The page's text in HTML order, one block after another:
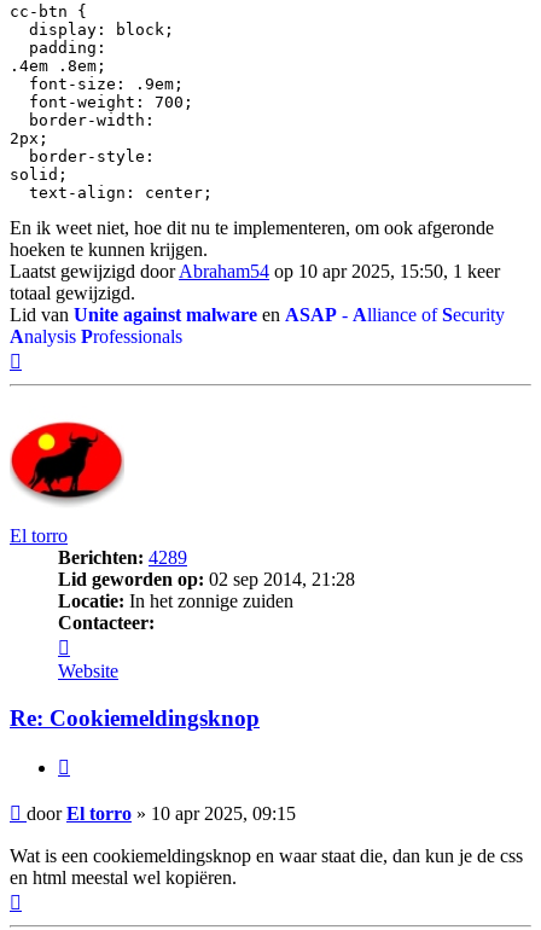
cc-btn {
  display: block;
  padding:
.4em .8em;
  font-size: .9em;
  font-weight: 700;
  border-width:
2px;
  border-style:
solid;
  text-align: center;
En ik weet niet, hoe dit nu te implementeren, om ook afgeronde
hoeken te kunnen krijgen.
Laatst gewijzigd doorAbraham54 op 10 apr 2025, 15:50, 1 keer
totaal gewijzigd.
Lid van Unite against malware en ASAP - Alliance ofSecurity
Analysis Professionals
El torro
Berichten: 4289
Lid geworden op: 02 sep 2014, 21:28
Locatie: In het zonnige zuiden
Contacteer:
El
torro
Website
Re: Cookiemeldingsknop
Bericht
doorEl torro » 10 apr 2025, 09:15
Wat is een cookiemeldingsknop en waar staat die, dan kun je de css
en html meestal wel kopiëren.